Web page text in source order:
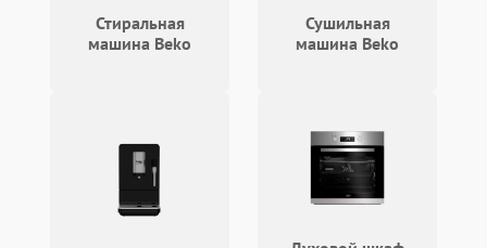
Стиральная
машина Beko
Сушильная
машина Beko